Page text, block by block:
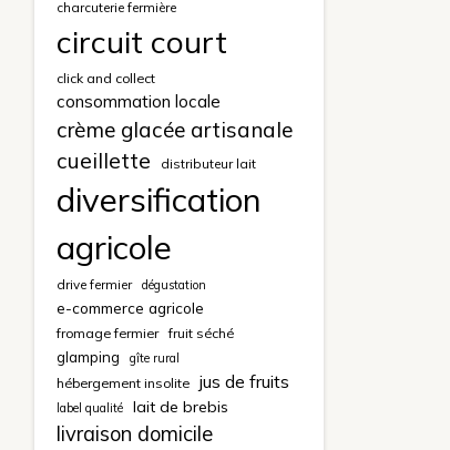
charcuterie fermière
circuit court
click and collect
consommation locale
crème glacée artisanale
cueillette
distributeur lait
diversification
agricole
drive fermier dégustation
e-commerce agricole
fromage fermier fruit séché
glamping gîte rural
hébergement insolite jus de fruits
label qualité lait de brebis
livraison domicile